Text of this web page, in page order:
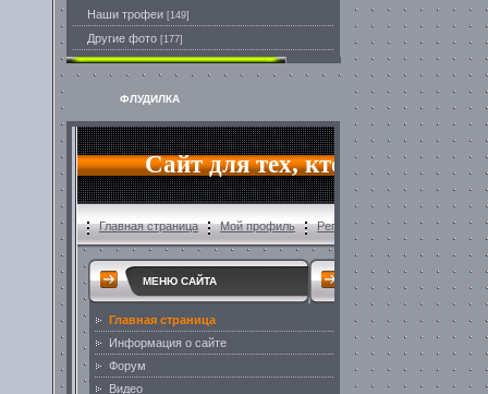
Наши трофеи [149]
Другие фото [177]
ФЛУДИЛКА